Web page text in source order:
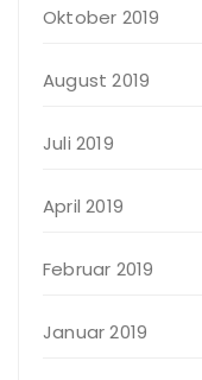
Oktober 2019
August 2019
Juli 2019
April 2019
Februar 2019
Januar 2019